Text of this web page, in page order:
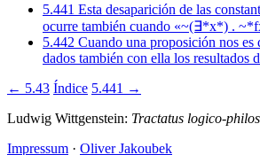
5.441 Esta desaparición de las
ocurre también cuando «~(∃*x*) .
5.442 Cuando una proposición nos es
dados también con ella los resultados
← 5.43 Índice 5.441 →
Ludwig Wittgenstein: Tractatus logico-
Impressum · Oliver Jakoubek